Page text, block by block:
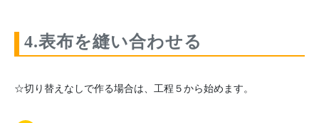
4.表布を縫い合わせる
☆切り替えなしで作る場合は、工程５から始めます。